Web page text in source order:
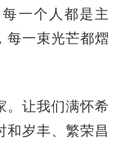
一个人都是主
每一束光芒都熠
让我们满怀希
和岁丰、繁荣昌